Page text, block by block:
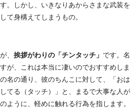
。しかし、いきなりあからさまな武装を
て身構えてしまうもの。
、 挨拶がわりの「チンタッチ」 です。名
が、これは本当に凄いのでおすすめしま
名の通り、彼のちんこに対して、「おは
てる（タッチ）」と、まるで大事な人が
ように、軽めに触れる行為を指します。